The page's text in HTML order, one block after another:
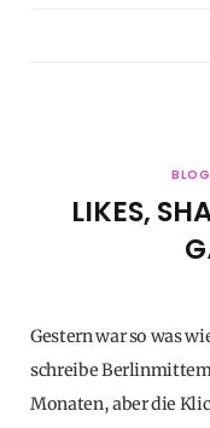
LIKES,
Gestern war so was
schreibe
Monaten, aber die